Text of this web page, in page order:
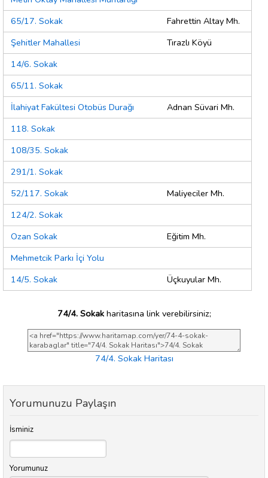
65/17. Sokak
Fahrettin Altay Mh.
Şehitler Mahallesi
Tırazlı Köyü
14/6. Sokak
65/11. Sokak
İlahiyat Fakültesi Otobüs Durağı
Adnan Süvari Mh.
118. Sokak
108/35. Sokak
291/1. Sokak
52/117. Sokak
Maliyeciler Mh.
124/2. Sokak
Ozan Sokak
Eğitim Mh.
Mehmetcik Parkı İçi Yolu
14/5. Sokak
Üçkuyular Mh.
74/4. Sokakharitasına link verebilirsiniz;
74/4. Sokak Haritası
Yorumunuzu Paylaşın
İsminiz
Yorumunuz